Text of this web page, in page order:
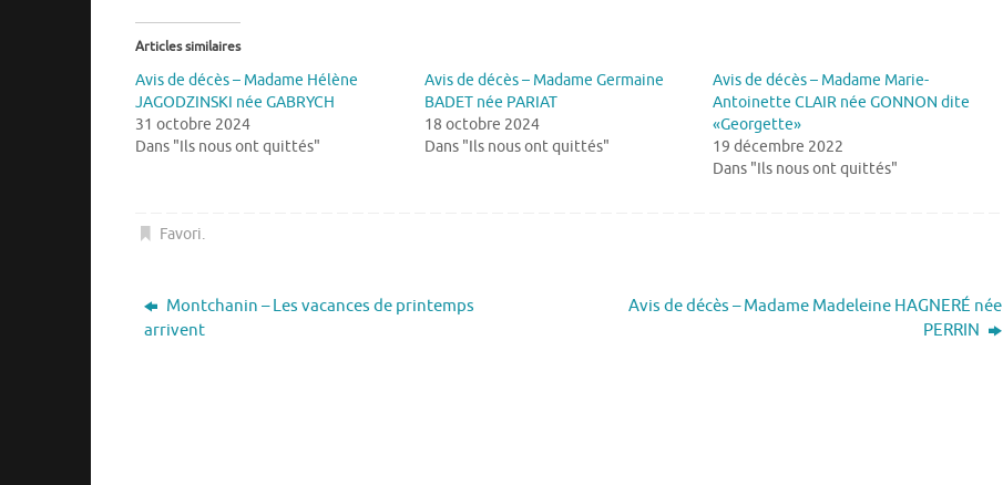
Articles similaires
Avis de décès – Madame Hélène
JAGODZINSKI née GABRYCH
31 octobre 2024
Dans "Ils nous ont quittés"
Avis de décès – Madame Germaine
BADET née PARIAT
18 octobre 2024
Dans "Ils nous ont quittés"
Avis de décès – Madame Marie-
Antoinette CLAIR née GONNON dite
«Georgette»
19 décembre 2022
Dans "Ils nous ont quittés"
Favori.
Montchanin – Les vacances de printemps
arrivent
Avis de décès – Madame Madeleine HAGNERÉ née
PERRIN